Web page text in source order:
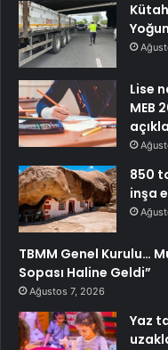
Lise
MEB
850
inşa
TBMM Genel Kurulu…
Sopası Haline Geldi”
Ağustos 7, 2026
Yaz